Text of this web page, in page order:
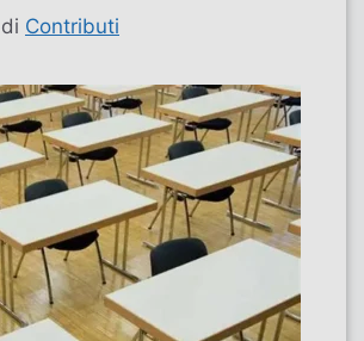
di Contributi